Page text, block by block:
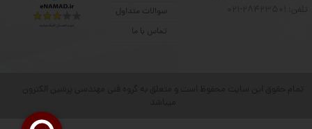
سوالات متداول
تماس با ما